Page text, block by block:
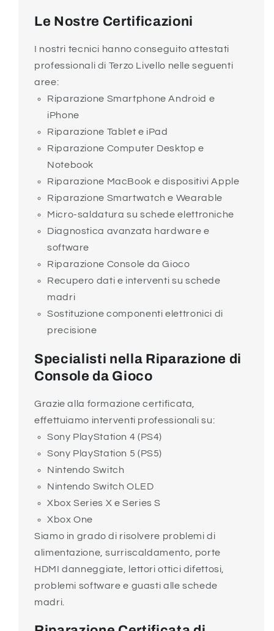
Le Nostre Certificazioni
I nostri tecnici hanno conseguito attestati
professionali di Terzo Livello nelle seguenti
aree:
Riparazione Smartphone Android e
iPhone
Riparazione Tablet e iPad
Riparazione Computer Desktop e
Notebook
Riparazione MacBook e dispositivi Apple
Riparazione Smartwatch e Wearable
Micro-saldatura su schede elettroniche
Diagnostica avanzata hardware e
software
Riparazione Console da Gioco
Recupero dati e interventi su schede
madri
Sostituzione componenti elettronici di
precisione
Specialisti nella Riparazione di
Console da Gioco
Grazie alla formazione certificata,
effettuiamo interventi professionali su:
Sony PlayStation 4 (PS4)
Sony PlayStation 5 (PS5)
Nintendo Switch
Nintendo Switch OLED
Xbox Series X e Series S
Xbox One
Siamo in grado di risolvere problemi di
alimentazione, surriscaldamento, porte
HDMI danneggiate, lettori ottici difettosi,
problemi software e guasti alle schede
madri.